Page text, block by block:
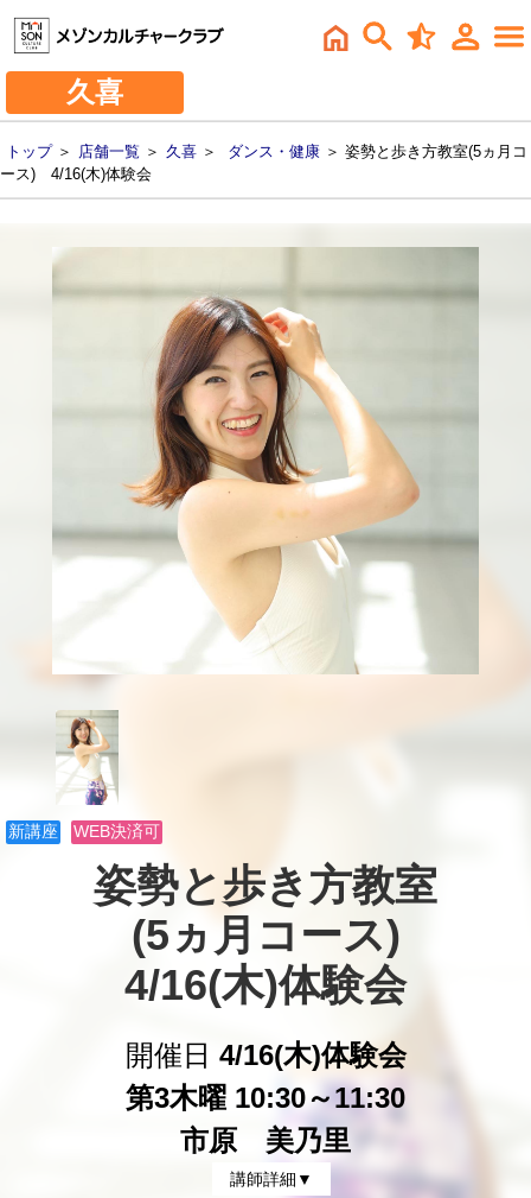
久喜
トップ＞ 店舗一覧 ＞ 久喜 ＞ ダンス・健康 ＞ 姿勢と歩き方教室(5ヵ月コ
ース) 4/16(木)体験会
新講座 WEB決済可
姿勢と歩き方教室
(5ヵ月コース)
4/16(木)体験会
開催日 4/16(木)体験会
第3木曜 10:30～11:30
市原 美乃里
講師詳細▼